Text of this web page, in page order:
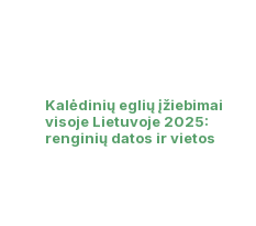
Kalėdinių eglių įžiebimai
visoje Lietuvoje 2025:
renginių datos ir vietos